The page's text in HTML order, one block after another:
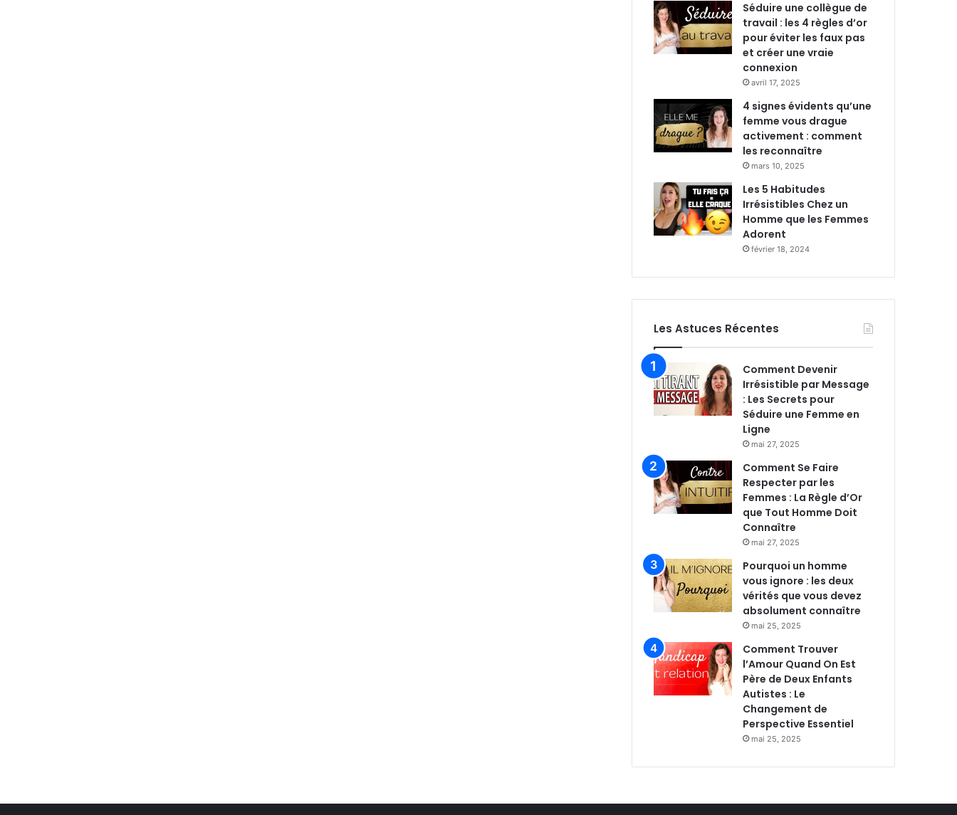
Séduire une collègue de
travail : les 4 règles d’or
pour éviter les faux pas
et créer une vraie
connexion
avril 17, 2025
4 signes évidents qu’une
femme vous drague
activement : comment
les reconnaître
mars 10, 2025
Les 5 Habitudes
Irrésistibles Chez un
Homme que les Femmes
Adorent
février 18, 2024
Les Astuces Récentes
Comment Devenir
Irrésistible par Message
: Les Secrets pour
Séduire une Femme en
Ligne
mai 27, 2025
Comment Se Faire
Respecter par les
Femmes : La Règle d’Or
que Tout Homme Doit
Connaître
mai 27, 2025
Pourquoi un homme
vous ignore : les deux
vérités que vous devez
absolument connaître
mai 25, 2025
Comment Trouver
l’Amour Quand On Est
Père de Deux Enfants
Autistes : Le
Changement de
Perspective Essentiel
mai 25, 2025